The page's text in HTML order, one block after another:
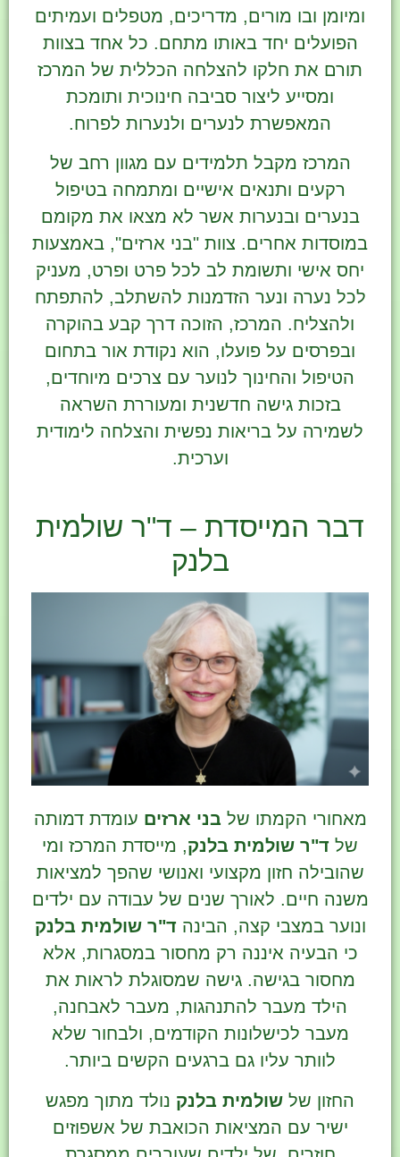
ומיומן ובו מורים, מדריכים, מטפלים ועמיתים
הפועלים יחד באותו מתחם. כל אחד בצוות
תורם את חלקו להצלחה הכללית של המרכז
ומסייע ליצור סביבה חינוכית ותומכת
המאפשרת לנערים ולנערות לפרוח.
המרכז מקבל תלמידים עם מגוון רחב של
רקעים ותנאים אישיים ומתמחה בטיפול
בנערים ובנערות אשר לא מצאו את מקומם
במוסדות אחרים. צוות "בני ארזים", באמצעות
יחס אישי ותשומת לב לכל פרט ופרט, מעניק
לכל נערה ונער הזדמנות להשתלב, להתפתח
ולהצליח. המרכז, הזוכה דרך קבע בהוקרה
ובפרסים על פועלו, הוא נקודת אור בתחום
הטיפול והחינוך לנוער עם צרכים מיוחדים,
בזכות גישה חדשנית ומעוררת השראה
לשמירה על בריאות נפשית והצלחה לימודית
וערכית.
דבר המייסדת – ד"ר שולמית
בלנק
מאחורי הקמתו של בני ארזים עומדת דמותה
של ד"ר שולמית בלנק, מייסדת המרכז ומי
שהובילה חזון מקצועי ואנושי שהפך למציאות
משנה חיים. לאורך שנים של עבודה עם ילדים
ונוער במצבי קצה, הבינהד"ר שולמית בלנק
כי הבעיה איננה רק מחסור במסגרות, אלא
מחסור בגישה. גישה שמסוגלת לראות את
הילד מעבר להתנהגות, מעבר לאבחנה,
מעבר לכישלונות הקודמים, ולבחור שלא
לוותר עליו גם ברגעים הקשים ביותר.
החזון של שולמית בלנק נולד מתוך מפגש
ישיר עם המציאות הכואבת של אשפוזים